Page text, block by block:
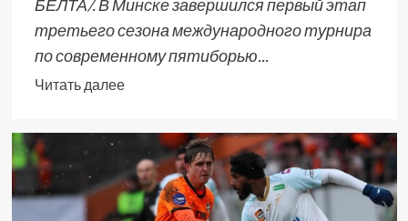
БЕЛТА/. В Минске завершился первый этап
третьего сезона международного турнира
по современному пятиборью...
Читать далее